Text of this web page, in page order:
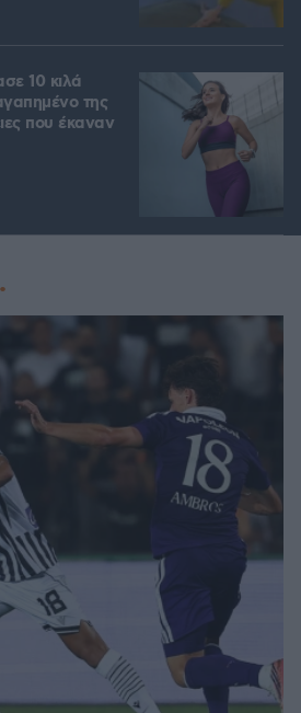
10 κιλά
της
που έκαναν